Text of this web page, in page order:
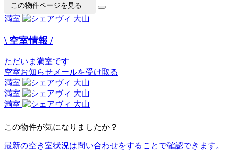
この物件ページを見る
満室
\ 空室情報 /
ただいま満室です
空室お知らせメールを受け取る
満室
満室
満室
この物件が気になりましたか？
最新の空き室状況は問い合わせをすることで確認できます。